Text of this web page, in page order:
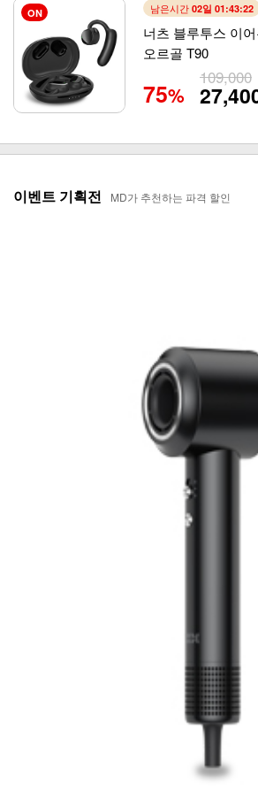
ON 남은시간 02일 01:43:21
너츠 블루투스 이
오르골 T90
75%
109,000
이벤트 기획전 MD가 추천하는 파격 할인